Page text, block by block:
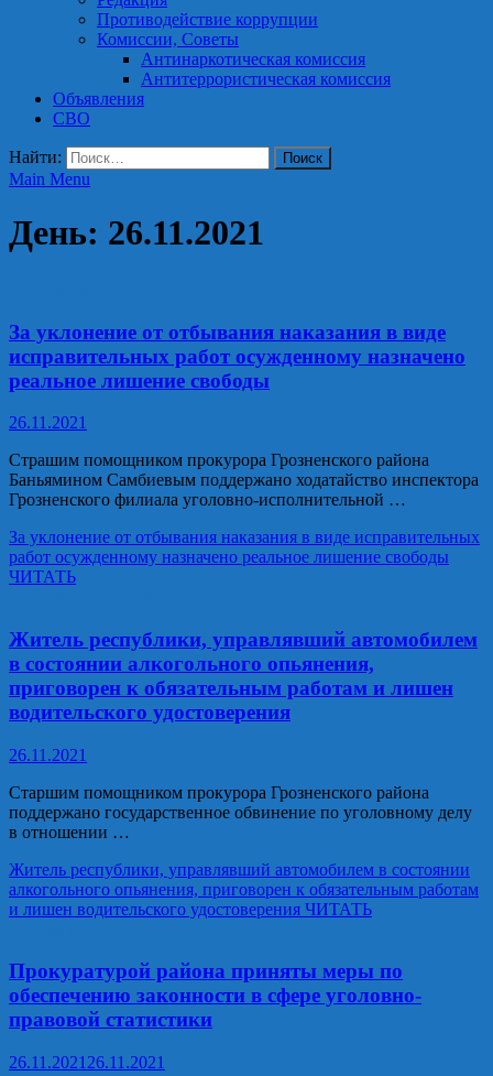
Противодействие коррупции
Комиссии, Советы
Антинаркотическая комиссия
Антитеррористическая комиссия
Объявления
СВО
Найти:
Main Menu
День: 26.11.2021
За уклонение от отбывания наказания в виде
исправительных работ осужденному назначено
реальное лишение свободы
26.11.2021
Страшим помощником прокурора Грозненского района
Баньямином Самбиевым поддержано ходатайство инспектора
Грозненского филиала уголовно-исполнительной …
За уклонение от отбывания наказания в виде исправительных
работ осужденному назначено реальное лишение свободы
ЧИТАТЬ
Житель республики, управлявший автомобилем
в состоянии алкогольного опьянения,
приговорен к обязательным работам и лишен
водительского удостоверения
26.11.2021
Старшим помощником прокурора Грозненского района
поддержано государственное обвинение по уголовному делу
в отношении …
Житель республики, управлявший автомобилем в состоянии
алкогольного опьянения, приговорен к обязательным работам
и лишен водительского удостоверения ЧИТАТЬ
Прокуратурой района приняты меры по
обеспечению законности в сфере уголовно-
правовой статистики
26.11.2021 26.11.2021